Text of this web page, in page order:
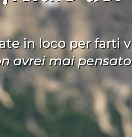
in loco per farti
avrei mai